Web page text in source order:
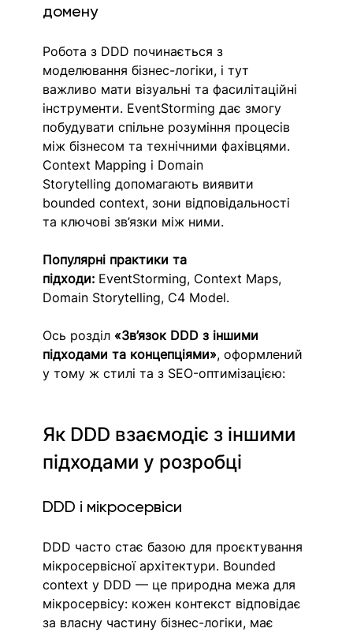
домену
Робота з DDD починається з
моделювання бізнес-логіки, і тут
важливо мати візуальні та фасилітаційні
інструменти. EventStorming дає змогу
побудувати спільне розуміння процесів
між бізнесом та технічними фахівцями.
Context Mapping і Domain
Storytelling допомагають виявити
bounded context, зони відповідальності
та ключові зв’язки між ними.
Популярні практики та
підходи: EventStorming, Context Maps,
Domain Storytelling, C4 Model.
Ось розділ «Зв’язок DDD з іншими
підходами та концепціями», оформлений
у тому ж стилі та з SEO-оптимізацією:
Як DDD взаємодіє з іншими
підходами у розробці
DDD і мікросервіси
DDD часто стає базою для проєктування
мікросервісної архітектури. Bounded
context у DDD — це природна межа для
мікросервісу: кожен контекст відповідає
за власну частину бізнес-логіки, має